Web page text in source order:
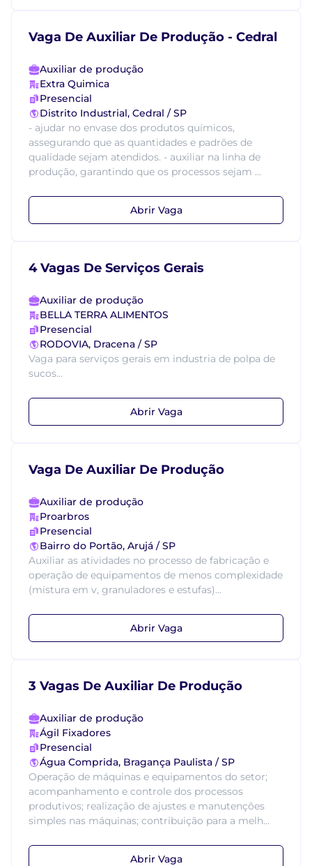
Vaga De Auxiliar De Produção - Cedral
Auxiliar de produção
Extra Quimica
Presencial
Distrito Industrial, Cedral / SP
- ajudar no envase dos produtos químicos,
assegurando que as quantidades e padrões de
qualidade sejam atendidos. - auxiliar na linha de
produção, garantindo que os processos sejam ...
Abrir Vaga
4 Vagas De Serviços Gerais
Auxiliar de produção
BELLA TERRA ALIMENTOS
Presencial
RODOVIA, Dracena / SP
Vaga para serviços gerais em industria de polpa de
sucos...
Abrir Vaga
Vaga De Auxiliar De Produção
Auxiliar de produção
Proarbros
Presencial
Bairro do Portão, Arujá / SP
Auxiliar as atividades no processo de fabricação e
operação de equipamentos de menos complexidade
(mistura em v, granuladores e estufas)...
Abrir Vaga
3 Vagas De Auxiliar De Produção
Auxiliar de produção
Ágil Fixadores
Presencial
Água Comprida, Bragança Paulista / SP
Operação de máquinas e equipamentos do setor;
acompanhamento e controle dos processos
produtivos; realização de ajustes e manutenções
simples nas máquinas; contribuição para a melh...
Abrir Vaga